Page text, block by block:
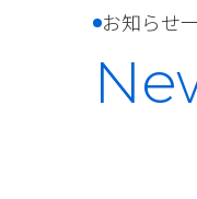
お知らせ